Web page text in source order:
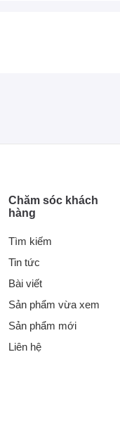
Chăm sóc khách
hàng
Tìm kiếm
Tin tức
Bài viết
Sản phẩm vừa xem
Sản phẩm mới
Liên hệ